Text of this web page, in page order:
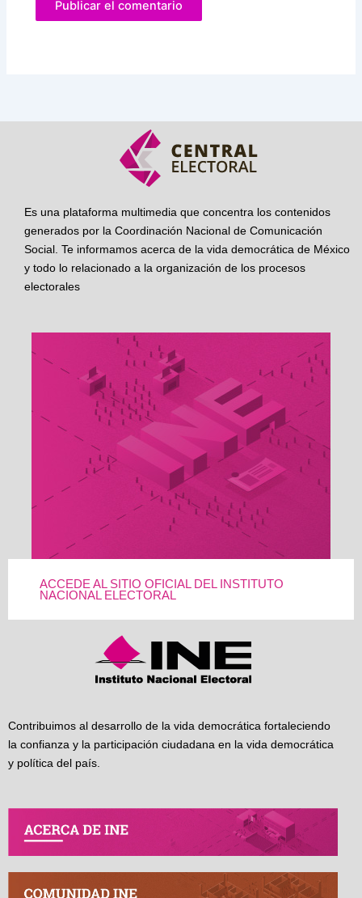
Es una plataforma multimedia que concentra los contenidos
generados por la Coordinación Nacional de Comunicación
Social. Te informamos acerca de la vida democrática de México
y todo lo relacionado a la organización de los procesos
electorales
ACCEDE AL SITIO OFICIAL DEL INSTITUTO
NACIONAL ELECTORAL
Contribuimos al desarrollo de la vida democrática fortaleciendo
la confianza y la participación ciudadana en la vida democrática
y política del país.